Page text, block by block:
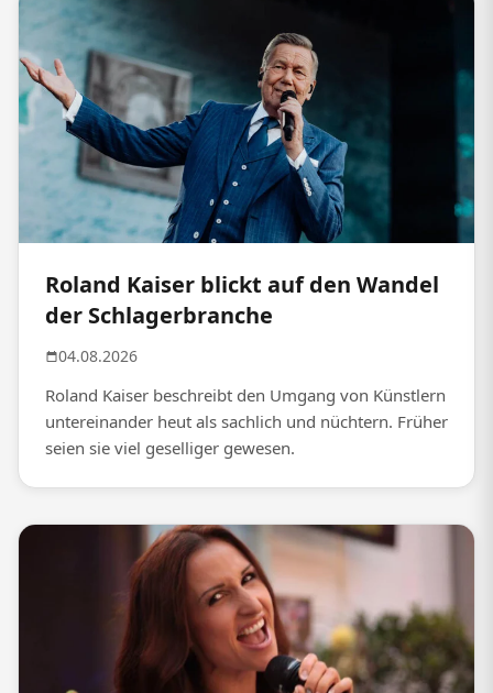
Roland Kaiser blickt auf den Wandel
der Schlagerbranche
04.08.2026
Roland Kaiser beschreibt den Umgang von Künstlern
untereinander heut als sachlich und nüchtern. Früher
seien sie viel geselliger gewesen.